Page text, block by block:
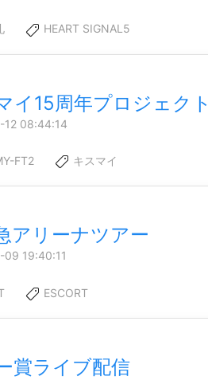
HEART SIGNAL5
イ15周年プロジェクト
12 08:44:14
FT2 キスマイ
アリーナツアー
19:40:11
ESCORT
賞ライブ配信